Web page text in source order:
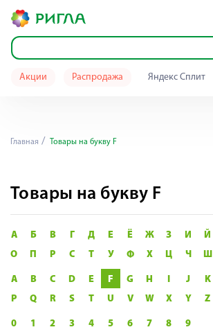
Акции Распродажа Яндекс Сплит
Главная Товары на букву F
Товары на букву F
А Б В Г Д Е Ё Ж З И Й
О
П Р С Т У Ф Х Ц Ч Ш
A B C D E F G H I J K
P
Q R S T U V W X Y Z
0 1 2 3 4 5 6 7 8 9